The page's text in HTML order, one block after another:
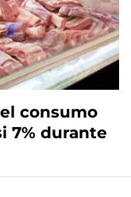
consumo
7% durante